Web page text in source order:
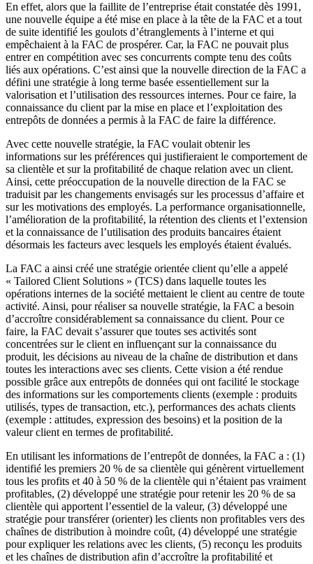
En effet, alors que la faillite de l’entreprise était constatée dès 1991,
une nouvelle équipe a été mise en place à la tête de la FAC et a tout
de suite identifié les goulots d’étranglements à l’interne et qui
empêchaient à la FAC de prospérer. Car, la FAC ne pouvait plus
entrer en compétition avec ses concurrents compte tenu des coûts
liés aux opérations. C’est ainsi que la nouvelle direction de la FAC a
défini une stratégie à long terme basée essentiellement sur la
valorisation et l’utilisation des ressources internes. Pour ce faire, la
connaissance du client par la mise en place et l’exploitation des
entrepôts de données a permis à la FAC de faire la différence.
Avec cette nouvelle stratégie, la FAC voulait obtenir les
informations sur les préférences qui justifieraient le comportement de
sa clientèle et sur la profitabilité de chaque relation avec un client.
Ainsi, cette préoccupation de la nouvelle direction de la FAC se
traduisit par les changements envisagés sur les processus d’affaire et
sur les motivations des employés. La performance organisationnelle,
l’amélioration de la profitabilité, la rétention des clients et l’extension
et la connaissance de l’utilisation des produits bancaires étaient
désormais les facteurs avec lesquels les employés étaient évalués.
La FAC a ainsi créé une stratégie orientée client qu’elle a appelé
« Tailored Client Solutions » (TCS) dans laquelle toutes les
opérations internes de la société mettaient le client au centre de toute
activité. Ainsi, pour réaliser sa nouvelle stratégie, la FAC a besoin
d’accroître considérablement sa connaissance du client. Pour ce
faire, la FAC devait s’assurer que toutes ses activités sont
concentrées sur le client en influençant sur la connaissance du
produit, les décisions au niveau de la chaîne de distribution et dans
toutes les interactions avec ses clients. Cette vision a été rendue
possible grâce aux entrepôts de données qui ont facilité le stockage
des informations sur les comportements clients (exemple : produits
utilisés, types de transaction, etc.), performances des achats clients
(exemple : attitudes, expression des besoins) et la position de la
valeur client en termes de profitabilité.
En utilisant les informations de l’entrepôt de données, la FAC a : (1)
identifié les premiers 20 % de sa clientèle qui génèrent virtuellement
tous les profits et 40 à 50 % de la clientèle qui n’étaient pas vraiment
profitables, (2) développé une stratégie pour retenir les 20 % de sa
clientèle qui apportent l’essentiel de la valeur, (3) développé une
stratégie pour transférer (orienter) les clients non profitables vers des
chaînes de distribution à moindre coût, (4) développé une stratégie
pour expliquer les relations avec les clients, (5) reconçu les produits
et les chaînes de distribution afin d’accroître la profitabilité et